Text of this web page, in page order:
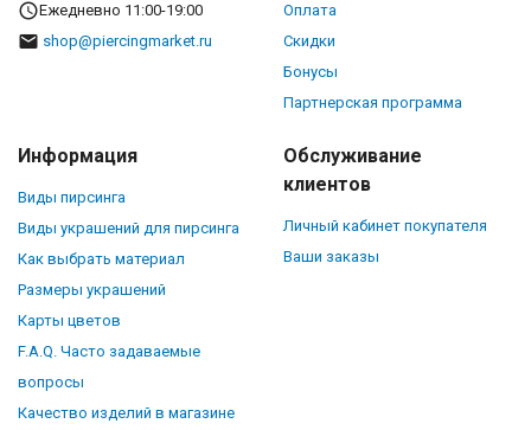
Ежедневно 11:00-19:00
shop@piercingmarket.ru
Оплата
Скидки
Бонусы
Партнерская программа
Информация
Виды пирсинга
Виды украшений для пирсинга
Как выбрать материал
Размеры украшений
Карты цветов
F.A.Q. Часто задаваемые
вопросы
Качество изделий в магазине
Обслуживание
клиентов
Личный кабинет покупателя
Ваши заказы